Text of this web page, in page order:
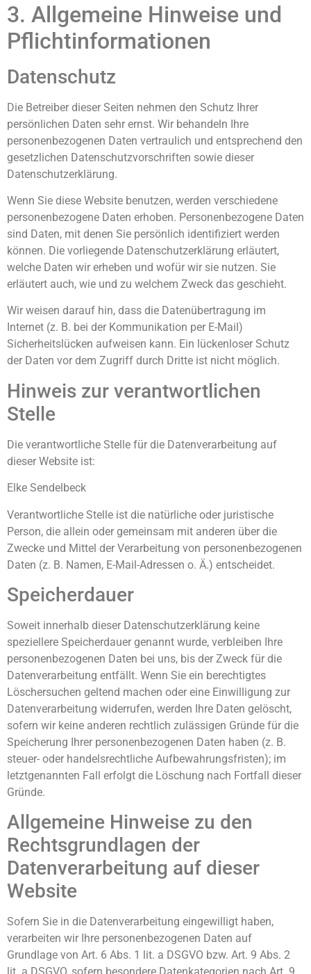
3. Allgemeine Hinweise und
Pflicht­informationen
Datenschutz
Die Betreiber dieser Seiten nehmen den Schutz Ihrer
persönlichen Daten sehr ernst. Wir behandeln Ihre
personenbezogenen Daten vertraulich und entsprechend den
gesetzlichen Datenschutzvorschriften sowie dieser
Datenschutzerklärung.
Wenn Sie diese Website benutzen, werden verschiedene
personenbezogene Daten erhoben. Personenbezogene Daten
sind Daten, mit denen Sie persönlich identifiziert werden
können. Die vorliegende Datenschutzerklärung erläutert,
welche Daten wir erheben und wofür wir sie nutzen. Sie
erläutert auch, wie und zu welchem Zweck das geschieht.
Wir weisen darauf hin, dass die Datenübertragung im
Internet (z. B. bei der Kommunikation per E-Mail)
Sicherheitslücken aufweisen kann. Ein lückenloser Schutz
der Daten vor dem Zugriff durch Dritte ist nicht möglich.
Hinweis zur verantwortlichen
Stelle
Die verantwortliche Stelle für die Datenverarbeitung auf
dieser Website ist:
Elke Sendelbeck
Verantwortliche Stelle ist die natürliche oder juristische
Person, die allein oder gemeinsam mit anderen über die
Zwecke und Mittel der Verarbeitung von personenbezogenen
Daten (z. B. Namen, E-Mail-Adressen o. Ä.) entscheidet.
Speicherdauer
Soweit innerhalb dieser Datenschutzerklärung keine
speziellere Speicherdauer genannt wurde, verbleiben Ihre
personenbezogenen Daten bei uns, bis der Zweck für die
Datenverarbeitung entfällt. Wenn Sie ein berechtigtes
Löschersuchen geltend machen oder eine Einwilligung zur
Datenverarbeitung widerrufen, werden Ihre Daten gelöscht,
sofern wir keine anderen rechtlich zulässigen Gründe für die
Speicherung Ihrer personenbezogenen Daten haben (z. B.
steuer- oder handelsrechtliche Aufbewahrungsfristen); im
letztgenannten Fall erfolgt die Löschung nach Fortfall dieser
Gründe.
Allgemeine Hinweise zu den
Rechtsgrundlagen der
Datenverarbeitung auf dieser
Website
Sofern Sie in die Datenverarbeitung eingewilligt haben,
verarbeiten wir Ihre personenbezogenen Daten auf
Grundlage von Art. 6 Abs. 1 lit. a DSGVO bzw. Art. 9 Abs. 2